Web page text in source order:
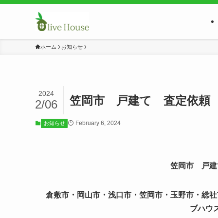
ホーム お知らせ
笠岡市 戸建て 査定依頼
2024
2/06
お知らせ February 6, 2024
笠岡市 戸建
倉敷市・岡山市・浅口市・笠岡市・玉野市・総
ブハウ